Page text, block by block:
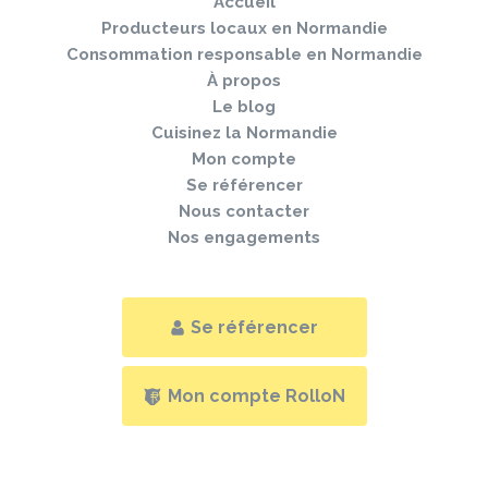
Producteurs locaux en Normandie
Consommation responsable en Normandie
À propos
Le blog
Cuisinez la Normandie
Mon compte
Se référencer
Nous contacter
Nos engagements
Se référencer
Mon compte RolloN